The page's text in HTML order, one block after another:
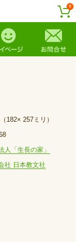
0
182× 257ミリ）
人「生長の家」
社 日本教文社